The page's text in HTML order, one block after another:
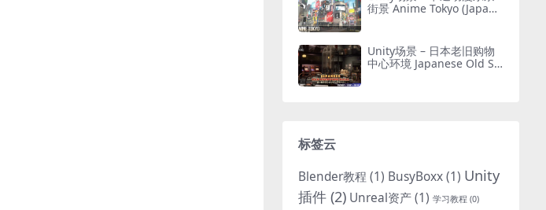
街景 Anime Tokyo (Japane
Unity场景 – 日本老旧购物
中心环境 Japanese Old Sh
标签云
Blender教程 (1) BusyBoxx(1) Unity
插件 (2) Unreal资产(1) 学习教程 (0)